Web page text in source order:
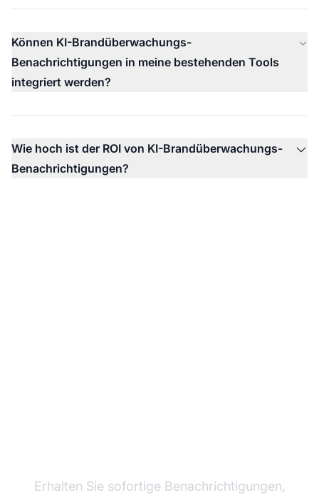
Können KI-Brandüberwachungs-
Benachrichtigungen in meine bestehenden Tools
integriert werden?
Wie hoch ist der ROI von KI-Brandüberwachungs-
Benachrichtigungen?
Erhalten Sie sofortige Benachrichtigungen,